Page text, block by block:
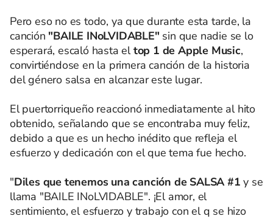
Pero eso no es todo, ya que durante esta tarde, la
canción "BAILE INoLVIDABLE" sin que nadie se lo
esperará, escaló hasta eltop 1 de Apple Music,
convirtiéndose en la primera canción de la historia
del género salsa en alcanzar este lugar.
El puertorriqueño reaccionó inmediatamente al hito
obtenido, señalando que se encontraba muy feliz,
debido a que es un hecho inédito que refleja el
esfuerzo y dedicación con el que tema fue hecho.
"Diles que tenemos una canción de SALSA #1 y se
llama "BAILE INoLVIDABLE". ¡El amor, el
sentimiento, el esfuerzo y trabajo con el q se hizo